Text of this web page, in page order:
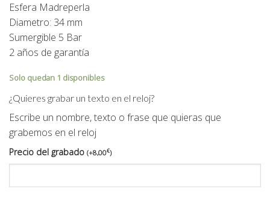
Esfera Madreperla
Diametro: 34 mm
Sumergible 5 Bar
2 años de garantía
Solo quedan 1 disponibles
¿Quieres grabar un texto en el reloj?
Escribe un nombre, texto o frase que quieras que
grabemos en el reloj
Precio del grabado (+8,00€)